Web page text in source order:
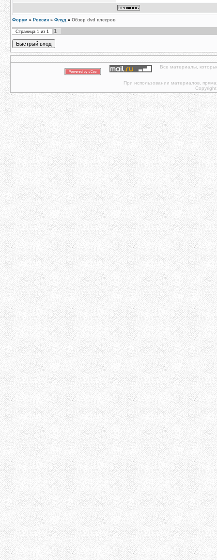
Форум » Россия » Флуд » Обзор dvd плееров
Страница 1 из 1 1
Все материалы,
При использовании материалов,